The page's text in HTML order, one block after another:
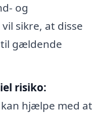
og
sikre, at disse
gældende
risiko:
hjælpe med at